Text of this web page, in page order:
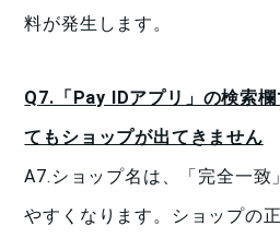
料が発生します。
Q7.「Pay IDアプリ」の検索
てもショップが出てきません
A7.ショップ名は、「完全一致
やすくなります。ショップの